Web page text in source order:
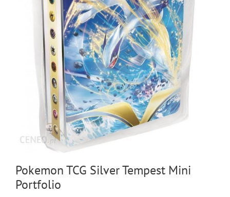
Pokemon TCG Silver Tempest Mini
Portfolio